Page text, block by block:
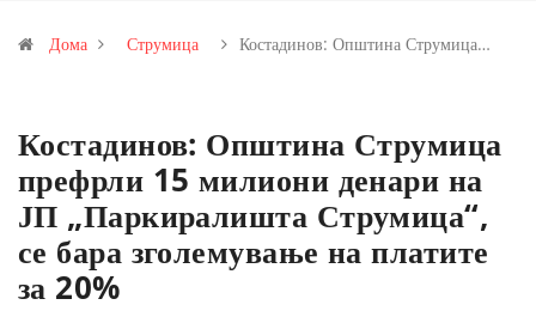
Дома Струмица Костадинов: Општина Струмица…
Костадинов: Општина Струмица
префрли 15 милиони денари на
ЈП „Паркиралишта Струмица“,
се бара зголемување на платите
за 20%